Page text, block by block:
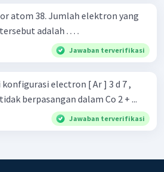
atom 38. Jumlah elektron yang
adalah . . . .
Jawaban terverifikasi
electron [ Ar ] 3 d 7 ,
berpasangan dalam Co 2 + ...
Jawaban terverifikasi